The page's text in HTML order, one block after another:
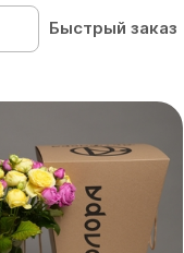
Быстрый заказ